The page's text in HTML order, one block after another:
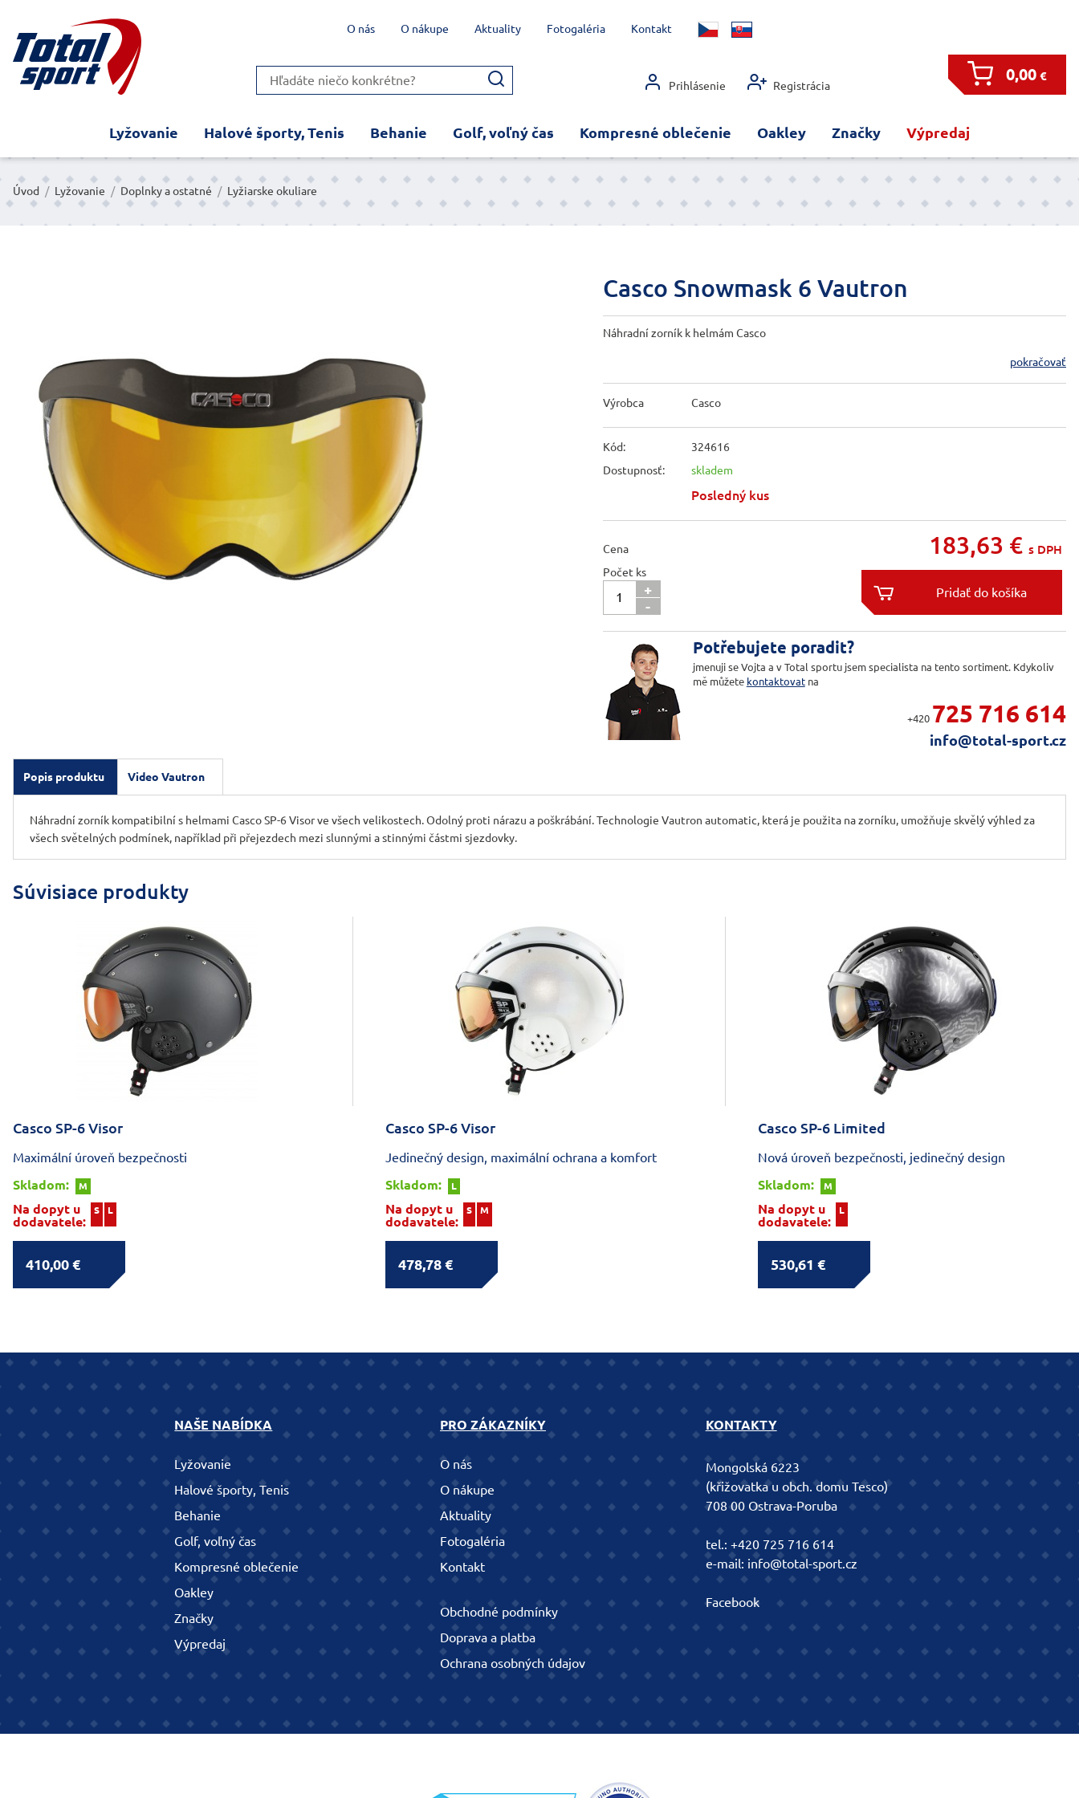
Prihlásenie Registrácia
0,00€
Lyžovanie Halové športy, Tenis Behanie Golf, voľný čas Kompresné oblečenie Oakley Značky Výpredaj
O nás O nákupe Aktuality Fotogaléria Kontakt
Úvod / Lyžovanie / Doplnky a ostatné / Lyžiarske okuliare
Casco Snowmask 6 Vautron
Náhradní zorník k helmám Casco
pokračovať
Výrobca Casco
Kód:
324616
Dostupnosť:
skladem
Posledný kus
Cena 183,63 € s DPH
Počet ks
+
-


Potřebujete poradit?
jmenuji se Vojta a v Total sportu jsem specialista na tento sortiment. Kdykoliv
mě můžete kontaktovatna
+420 725 716 614
info@total-sport.cz
Popis produktu Video Vautron
Náhradní zorník kompatibilní s helmami Casco SP-6 Visor ve všech velikostech. Odolný proti nárazu a poškrábání. Technologie Vautron automatic, která je použita na zorníku, umožňuje skvělý výhled za
všech světelných podmínek, například při přejezdech mezi slunnými a stinnými částmi sjezdovky.
Súvisiace produkty
Casco SP-6 Visor
Maximální úroveň bezpečnosti
Skladom:
M
Na dopyt u
dodavatele:
S L
410,00 €
Casco SP-6 Visor
Jedinečný design, maximální ochrana a komfort
Skladom:
L
Na dopyt u
dodavatele:
S M
478,78 €
Casco SP-6 Limited
Nová úroveň bezpečnosti, jedinečný design
Skladom:
M
Na dopyt u
dodavatele:
L
530,61 €
NAŠE NABÍDKA
Lyžovanie
Halové športy, Tenis
Behanie
Golf, voľný čas
Kompresné oblečenie
Oakley
Značky
Výpredaj
PRO ZÁKAZNÍKY
O nás
O nákupe
Aktuality
Fotogaléria
Kontakt
Obchodné podmínky
Doprava a platba
Ochrana osobných údajov
KONTAKTY
Mongolská 6223
(křižovatka u obch. domu Tesco)
708 00 Ostrava-Poruba
tel.: +420 725 716 614
e-mail: info@total-sport.cz
Facebook